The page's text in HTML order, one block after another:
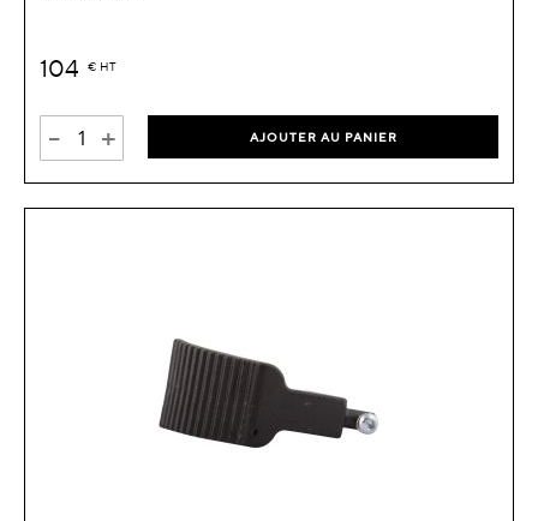
104 € HT
- + AJOUTER AU PANIER